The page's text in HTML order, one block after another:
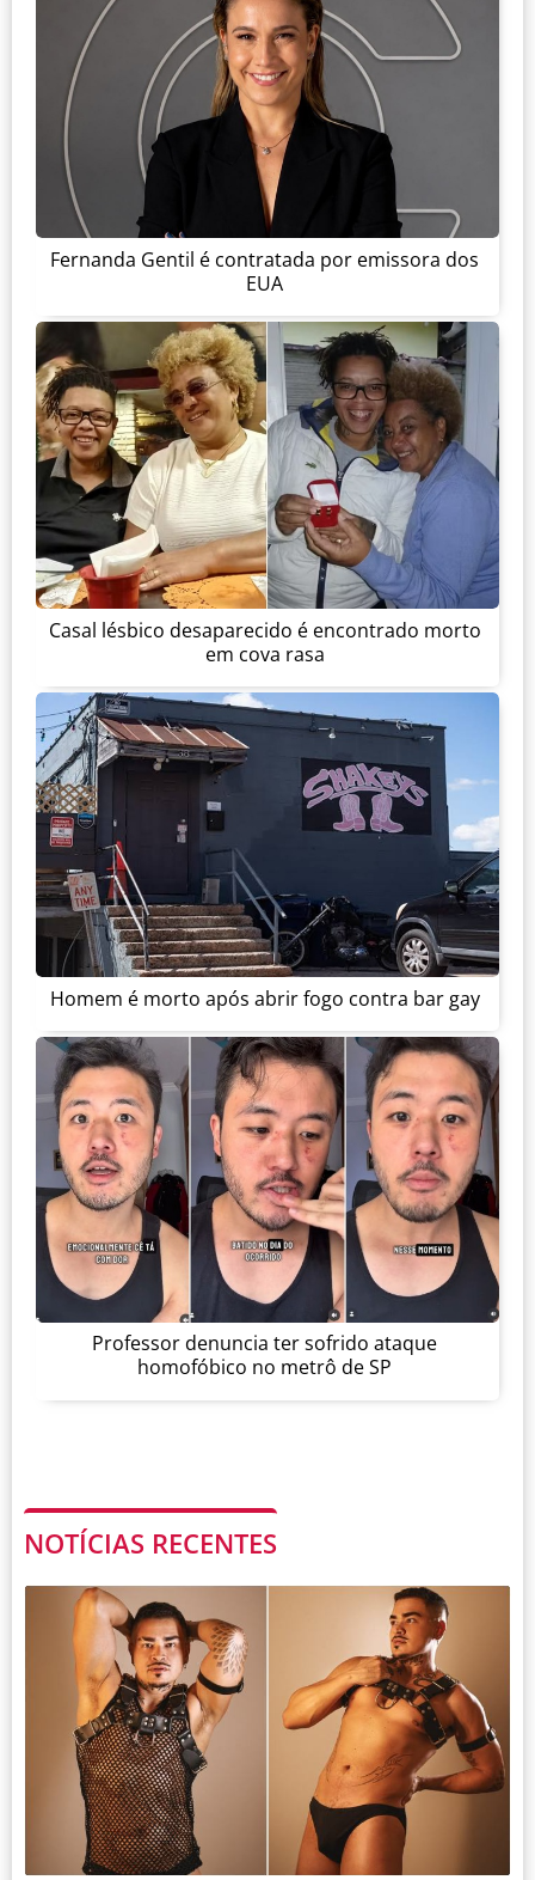
Fernanda Gentil é contratada por emissora dos
EUA
Casal lésbico desaparecido é encontrado morto
em cova rasa
Homem é morto após abrir fogo contra bar gay
Professor denuncia ter sofrido ataque
homofóbico no metrô de SP
NOTÍCIAS RECENTES